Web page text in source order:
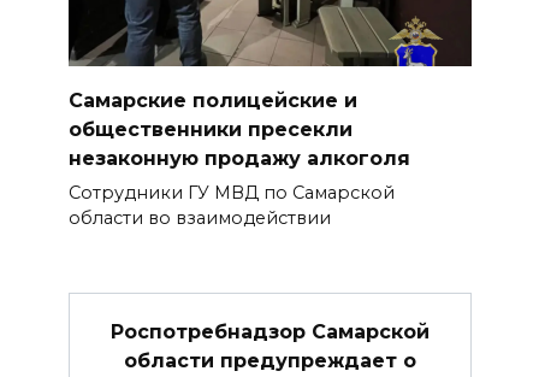
Самарские полицейские и
общественники пресекли
незаконную продажу алкоголя
Сотрудники ГУ МВД по Самарской
области во взаимодействии
Роспотребнадзор Самарской
области предупреждает о